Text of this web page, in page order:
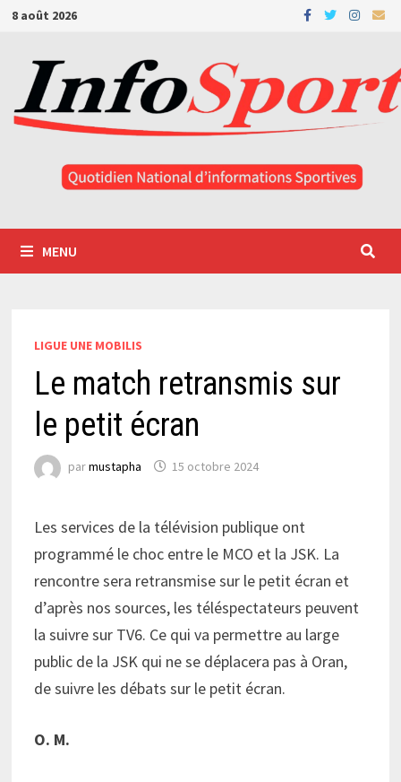
Passer
contenu
8 août 2026
MENU
LIGUE UNE MOBILIS
Le match retransmis sur
le petit écran
parmustapha 15 octobre 2024
Les services de la télévision publique ont
programmé le choc entre le MCO et la JSK. La
rencontre sera retransmise sur le petit écran et
d’après nos sources, les téléspectateurs peuvent
la suivre sur TV6. Ce qui va permettre au large
public de la JSK qui ne se déplacera pas à Oran,
de suivre les débats sur le petit écran.
O. M.